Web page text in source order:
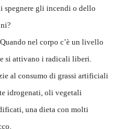
spegnere gli incendi o dello
nel corpo c’è un livello
si attivano i radicali liberi.
al consumo di grassi artificiali
idrogenati, oli vegetali
una dieta con molti